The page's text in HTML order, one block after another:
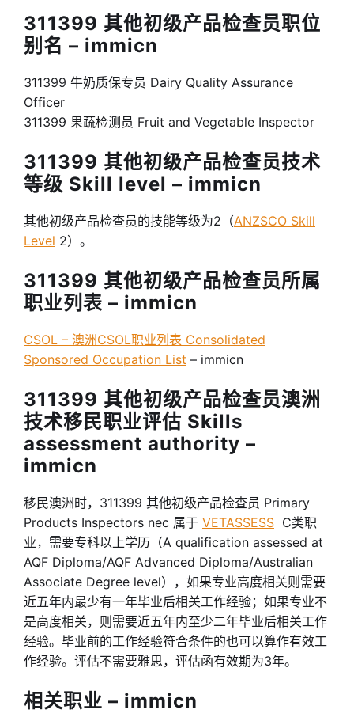
311399 其他初级产品检查员职位
别名 – immicn
311399 牛奶质保专员 Dairy Quality Assurance
Officer
311399 果蔬检测员 Fruit and Vegetable Inspector
311399 其他初级产品检查员技术
等级 Skill level – immicn
其他初级产品检查员的技能等级为2（ANZSCO Skill
Level 2）。
311399 其他初级产品检查员所属
职业列表 – immicn
CSOL – 澳洲CSOL职业列表 Consolidated
Sponsored Occupation List – immicn
311399 其他初级产品检查员澳洲
技术移民职业评估 Skills
assessment authority –
immicn
移民澳洲时，311399 其他初级产品检查员 Primary
Products Inspectors nec 属于 VETASSESS C类职
业，需要专科以上学历（A qualification assessed at
AQF Diploma/AQF Advanced Diploma/Australian
Associate Degree level），如果专业高度相关则需要
近五年内最少有一年毕业后相关工作经验；如果专业不
是高度相关，则需要近五年内至少二年毕业后相关工作
经验。毕业前的工作经验符合条件的也可以算作有效工
作经验。评估不需要雅思，评估函有效期为3年。
相关职业 – immicn